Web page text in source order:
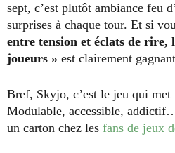
sept, c’est plutôt ambiance feu
surprises à chaque tour. Et si
entre tension et éclats de rire,
joueurs » est clairement
Bref, Skyjo, c’est le jeu qui met
Modulable, accessible,
un carton chez les fans de jeux